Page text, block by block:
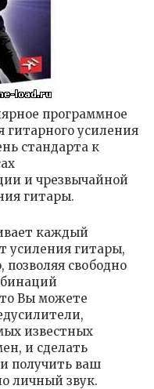
программное
гитарного усиления
стандарта к
и чрезвычайной
гитары.
каждый
усиления гитары,
свободно
Вы можете
известных
и сделать
получить ваш
личный звук.